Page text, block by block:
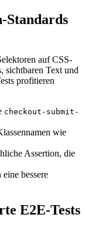
Standards
auf CSS-
sichtbaren Text und
profitieren
checkout-submit-
wie
Assertion, die
bessere
E2E-Tests